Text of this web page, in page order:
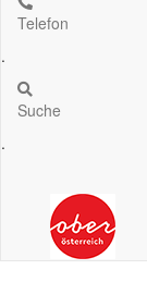
Telefon
.
Suche
.